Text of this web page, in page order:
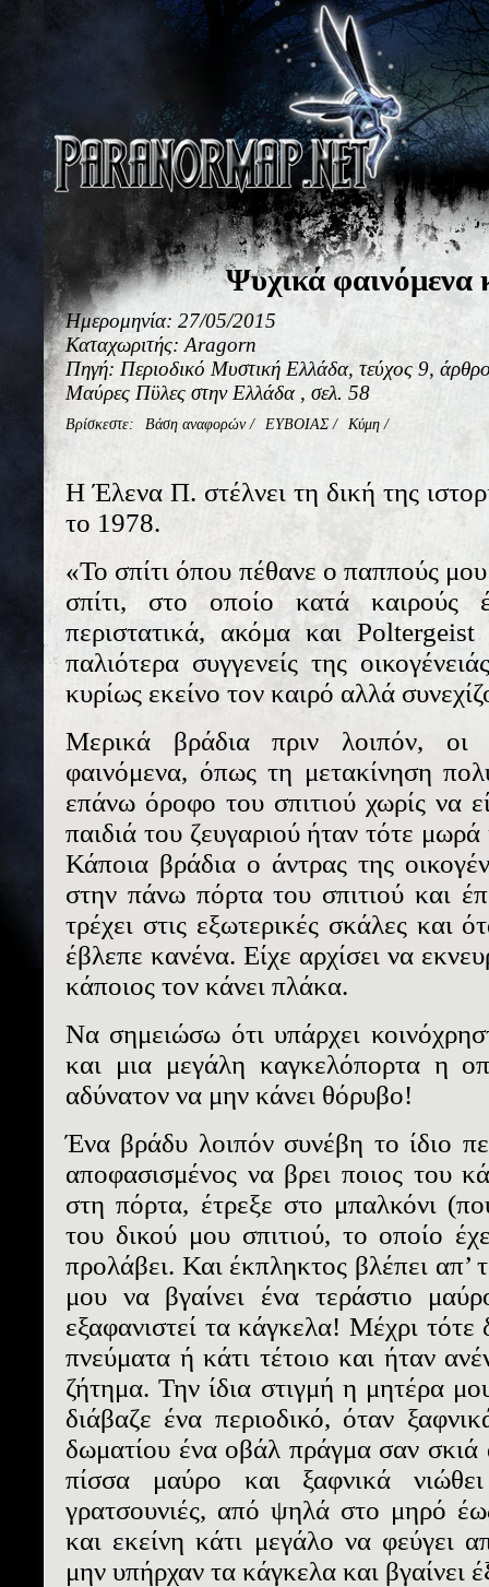
Ψυχικά φαινόμενα
Ημερομηνία: 27/05/2015
Καταχωριτής: Aragorn
Πηγή: Περιοδικό Μυστική Ελλάδα, τεύχος 9,
Μαύρες Πϋλες στην Ελλάδα , σελ. 58
Βρίσκεστε: Βάση αναφορών/ ΕΥΒΟΙΑΣ / Κύμη /
Η Έλενα Π. στέλνει τη δική της
το 1978.
«Το σπίτι όπου πέθανε ο παππούς μου
σπίτι, στο οποίο κατά καιρούς
περιστατικά, ακόμα και
παλιότερα συγγενείς της
κυρίως εκείνο τον καιρό αλλά
Μερικά βράδια πριν λοιπόν, οι
φαινόμενα, όπως τη μετακίνηση
επάνω όροφο του σπιτιού χωρίς να
παιδιά του ζευγαριού ήταν τότε μωρά
Κάποια βράδια ο άντρας της
στην πάνω πόρτα του σπιτιού και
τρέχει στις εξωτερικές σκάλες και
έβλεπε κανένα. Είχε αρχίσει να
κάποιος τον κάνει πλάκα.
Να σημειώσω ότι υπάρχει
και μια μεγάλη καγκελόπορτα η
αδύνατον να μην κάνει θόρυβο!
Ένα βράδυ λοιπόν συνέβη το ίδιο
αποφασισμένος να βρει ποιος του
στη πόρτα, έτρεξε στο μπαλκόνι
του δικού μου σπιτιού, το οποίο
προλάβει. Και έκπληκτος βλέπει απ’
μου να βγαίνει ένα τεράστιο
εξαφανιστεί τα κάγκελα! Μέχρι τότε
πνεύματα ή κάτι τέτοιο και ήταν
ζήτημα. Την ίδια στιγμή η μητέρα
διάβαζε ένα περιοδικό, όταν
δωματίου ένα οβάλ πράγμα σαν σκιά
πίσσα μαύρο και ξαφνικά
γρατσουνιές, από ψηλά στο μηρό
και εκείνη κάτι μεγάλο να φεύγει
μην υπήρχαν τα κάγκελα και βγαίνει